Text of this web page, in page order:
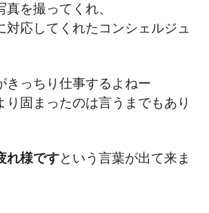
を撮ってくれ、
対応してくれたコンシェルジュ
きっちり仕事するよねー
り固まったのは言うまでもあり
れ様ですという言葉が出て来ま